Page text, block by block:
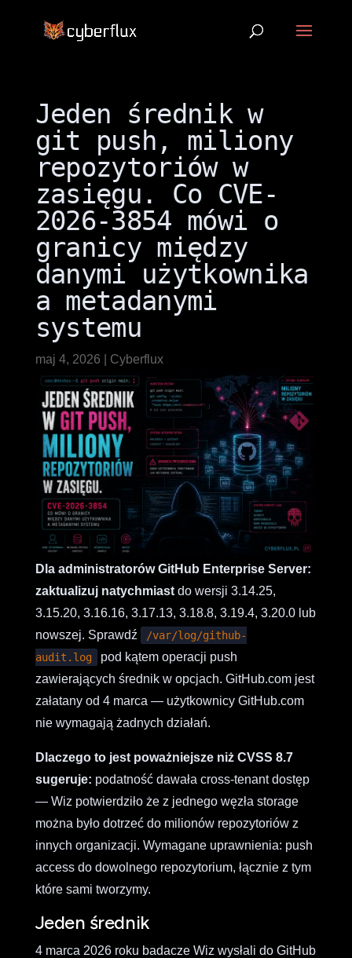
Jeden średnik w
git push, miliony
repozytoriów w
zasięgu. Co CVE-
2026-3854 mówi o
granicy między
danymi użytkownika
a metadanymi
systemu
maj 4, 2026 Cyberflux
Dla administratorów GitHub Enterprise Server:
zaktualizuj natychmiastdo wersji 3.14.25,
3.15.20, 3.16.16, 3.17.13, 3.18.8, 3.19.4, 3.20.0 lub
nowszej. Sprawdź
/var/log/github-
audit.log
pod kątem operacji push
zawierających średnik w opcjach. GitHub.com jest
załatany od 4 marca — użytkownicy GitHub.com
nie wymagają żadnych działań.
Dlaczego to jest poważniejsze niż CVSS 8.7
sugeruje: podatność dawała cross-tenant dostęp
— Wiz potwierdziło że z jednego węzła storage
można było dotrzeć do milionów repozytoriów z
innych organizacji. Wymagane uprawnienia: push
access do dowolnego repozytorium, łącznie z tym
które sami tworzymy.
Jeden średnik
4 marca 2026 roku badacze Wiz wysłali do GitHub